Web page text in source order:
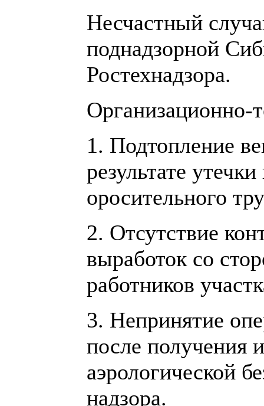
Несчастный
поднадзорной
Ростехнадзора.
Организационно-
1. Подтопление
результате
оросительного
2. Отсутствие
выработок со
работников
3. Непринятие
после получения
аэрологической
надзора.